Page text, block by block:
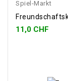
Spiel-Markt
11,0 CHF